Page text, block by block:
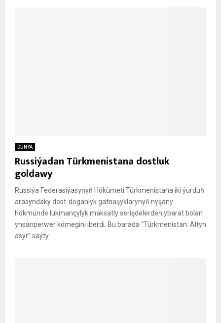
DÜNÝÄ
Russiýadan Türkmenistana dostluk
goldawy
Russiýa Federasiýasynyň Hökümeti Türkmenistana iki ýurduň
arasyndaky dost-doganlyk gatnaşyklarynyň nyşany
hökmünde lukmançylyk maksatly serişdelerden ybarat bolan
ynsanperwer kömegini iberdi. Bu barada “Türkmenistan: Altyn
asyr” saýty...